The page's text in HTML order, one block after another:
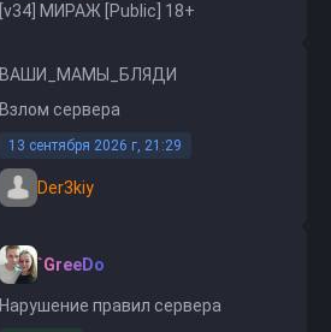
[v34] МИРАЖ [Public] 18+
ВАШИ_МАМЫ_БЛЯДИ
Взлом сервера
13 сентября 2026 г, 21:29
Der3kiy
`GreeDo
Нарушение правил сервера